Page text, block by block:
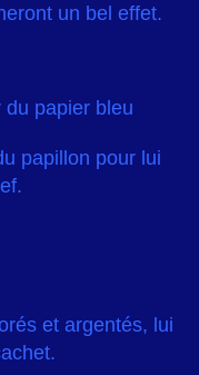
un bel effet.
papier bleu
papillon pour lui
et argentés, lui